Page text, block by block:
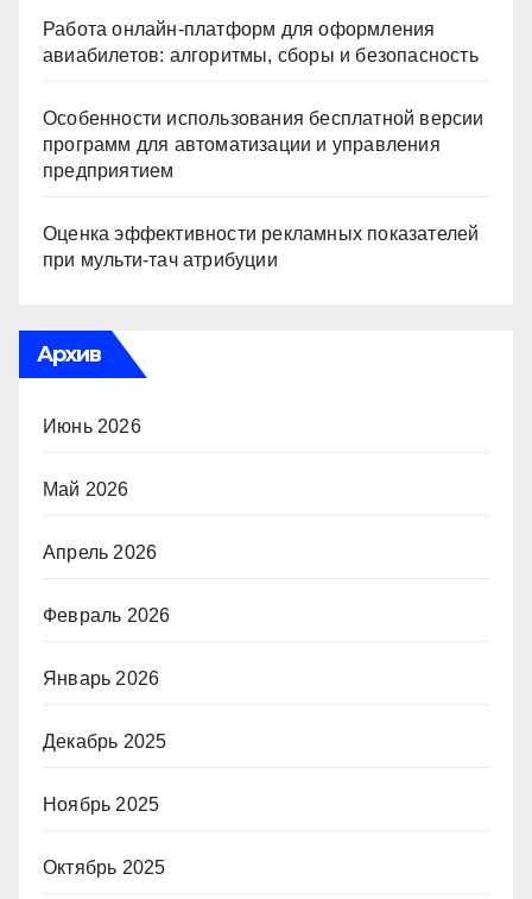
Работа онлайн‑платформ для оформления
авиабилетов: алгоритмы, сборы и безопасность
Особенности использования бесплатной версии
программ для автоматизации и управления
предприятием
Оценка эффективности рекламных показателей
при мульти-тач атрибуции
Архив
Июнь 2026
Май 2026
Апрель 2026
Февраль 2026
Январь 2026
Декабрь 2025
Ноябрь 2025
Октябрь 2025